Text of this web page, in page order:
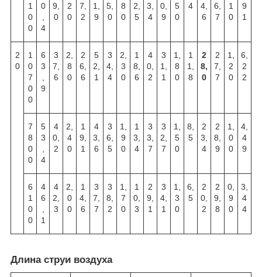
1
0
0
0
4
9,
0
2
0
7,
2
1,
9
5,
0
8
0
2,
5
3,
4
0,
9
5
0
4
4,
6
6,
7
1
0
9
1
2
0
1
0
7
0
0
6
3
9
3
7,
6
2,
8
0
2
6,
6
5
2,
1
3
4,
4
2,
3
0
1
8,
6
4
0,
2
3
1,
1
1,
8
0
1
1,
8
2
8,
0
2
7,
7
1,
2
0
6,
2
2
7
8
0
0
5
3
4
4
0,
2
2,
4
0
1
9,
1
4
3,
6
3
6,
5
1,
9
0
1
3,
4
3
3,
7
3
2,
7
1,
5
0
8,
5
2
3,
4
2
8,
9
1,
0
0
4,
4
9
6
1
0
0
4
6
1
4
2,
3
2,
0
0
1
4,
6
3
7,
7
3
8,
2
1,
7
0
1
0,
3
2
9,
1
3
4,
1
1,
3
0
6,
5
2
0,
2
2
9,
8
0,
9
0
3,
4
4
Длина струи воздуха